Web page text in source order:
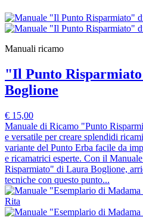
Manuali ricamo
"Il Punto
Boglione
€ 15,00
Manuale di Ricamo "Punto
e versatile per creare splendidi
variante del Punto Erba facile da
e ricamatrici esperte. Con il
Risparmiato" di Laura Boglione,
tecniche con questo punto...